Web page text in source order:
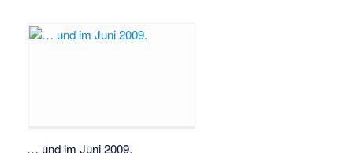
… und im Juni 2009.